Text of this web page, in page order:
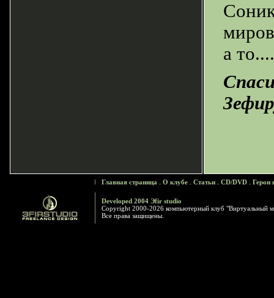
а
Главная страница О клубе Статьи CD/DVD Герои
Developed 2004 Эfir studio
Copyright 2000-2026 компьютерный клуб "Виртуальный
Все права защищены.